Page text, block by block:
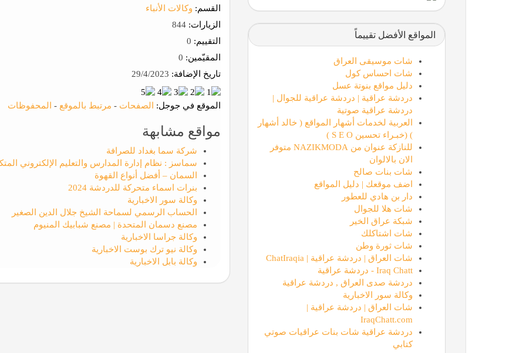
القسم: وكالات الأنباء
الزيارات:
التقييم:
المقيّمين:
تاريخ الإضافة:
الموقع في جوجل: الصفحات - مرتبط بالموقع - المحفوظات
مواقع مشابهة
شركة سما بغداد للصرافة
سماسز : نظام إدارة المدارس والتعليم الإلكتروني
السمان – أفضل أنواع القهوة
بنرات اسماء متحركة للدردشة 2024
وكالة سور الاخبارية
الحساب الرسمي لسماحة الشيخ جلال الدين الصغير
مصنع دسمان المتحدة | مصنع شبابيك المنيوم
وكالة جراسا الاخبارية
وكالة نيو ترك بوست الاخبارية
وكالة بابل الاخبارية
المواقع الأفضل تقييماً
شات موسيقى العراق
شات احساس كول
دليل مواقع بنوتة عسل
دردشة عراقية | دردشة عراقية للجوال |
دردشة عراقية صوتية
العربية لخدمات أشهار المواقع ( خالد أشهار
) (خبـراء تحسين S E O )
للنازكة عنوان من NAZIKMODA متوفر
الان بالالوان
شات بنات صالح
اضف موقعك | دليل المواقع
دار بن هادي للعطور
شات هلا للجوال
شبكة عراق الخير
شات اشتاكلك
شات ثورة وطن
شات العراق | دردشة عراقية | ChatIraqia
Iraq Chatt - دردشة عراقية
دردشة صدى العراق , دردشة عراقية
وكالة سور الاخبارية
شات العراق | دردشة عراقية |
IraqChatt.com
دردشة عراقية شات بنات عراقيات صوتي
كتابي